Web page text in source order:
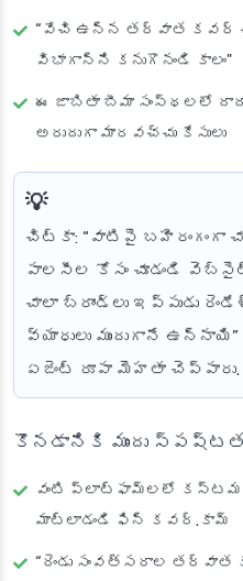
“వేచి ఉన్న తర్వాత కవర్
విభాగాన్ని కనుగొనండి కాలం"
ఈ జాబితా బీమా సంస్థలలో
అరుదుగా మారవచ్చు కేసులు
చిట్కా: “వాటిపై
పాలసీల కోసం చూడండి
చాలా బ్రాండ్లు ఇప్పుడు
వ్యాధులు ముందుగానే
ఏజెంట్ రూపా మెహతా చెప్పారు.
కొనడానికి ముందు
వంటి ప్లాట్‌ఫామ్‌లలో
మాట్లాడండి ఫిన్ కవర్.కామ్
“రెండు సంవత్సరాల